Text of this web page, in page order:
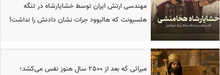
مهندسی ارتش ایران توسط خشایارشاه در تنگه
هلسپونت که هالیوود جرات نشان دادنش را نداشت!
میراثی که بعد از 2500 سال هنوز نفس می‌کشد؛